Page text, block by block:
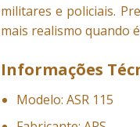
militares e policiais.
mais realismo quando
Informações
Modelo: ASR 115